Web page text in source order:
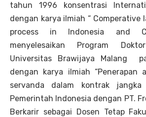
tahun 1996 konsentrasi
dengan karya ilmiah “ Comperative
process in Indonesia and
menyelesaikan Program
Universitas Brawijaya Malang
dengan karya ilmiah
servanda dalam kontrak
Pemerintah Indonesia dengan PT.
Berkarir sebagai Dosen Tetap